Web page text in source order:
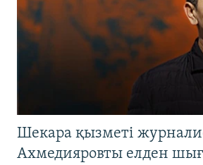
Шекара қызметі
Ахмедияровты елден